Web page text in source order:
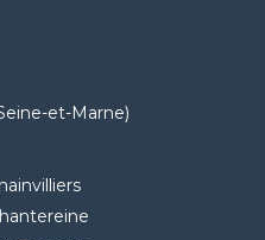
et-Marne)